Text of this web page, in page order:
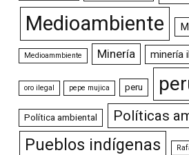
Medioambiente
Medioammbiente Minería minería
oro ilegal pepe mujica peru
Política ambiental Políticas
Pueblos indígenas